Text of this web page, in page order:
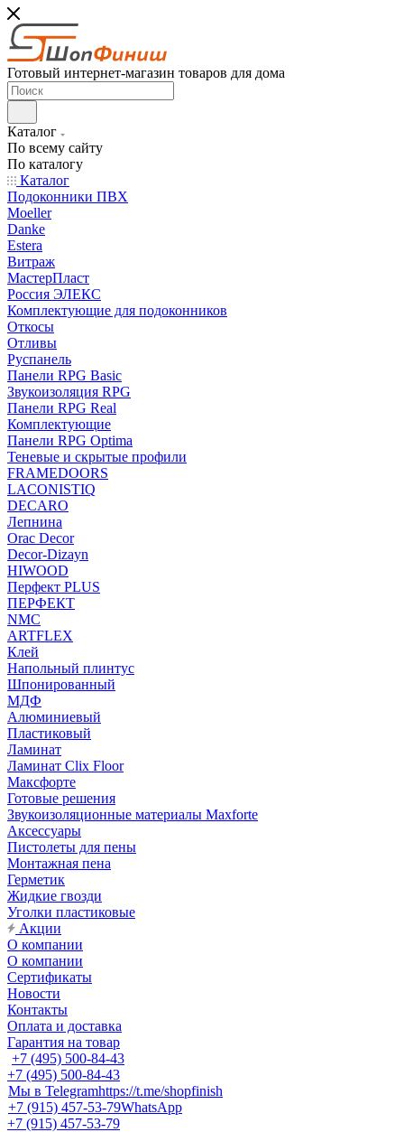
Готовый интернет-магазин товаров для дома
Каталог
По всему сайту
По каталогу
Каталог
Подоконники ПВХ
Moeller
Danke
Estera
Витраж
МастерПласт
Россия ЭЛЕКС
Комплектующие для подоконников
Откосы
Отливы
Руспанель
Панели RPG Basic
Звукоизоляция RPG
Панели RPG Real
Комплектующие
Панели RPG Optima
Теневые и скрытые профили
FRAMEDOORS
LACONISTIQ
DECARO
Лепнина
Orac Decor
Decor-Dizayn
HIWOOD
Перфект PLUS
ПЕРФЕКТ
NMC
ARTFLEX
Клей
Напольный плинтус
Шпонированный
МДФ
Алюминиевый
Пластиковый
Ламинат
Ламинат Clix Floor
Максфорте
Готовые решения
Звукоизоляционные материалы Maxforte
Аксессуары
Пистолеты для пены
Монтажная пена
Герметик
Жидкие гвозди
Уголки пластиковые
Акции
О компании
О компании
Сертификаты
Новости
Контакты
Оплата и доставка
Гарантия на товар
+7 (495) 500-84-43
+7 (495) 500-84-43
Мы в Telegramhttps://t.me/shopfinish
+7 (915) 457-53-79WhatsApp
+7 (915) 457-53-79